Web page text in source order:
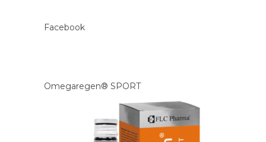
Facebook
Omegaregen® SPORT